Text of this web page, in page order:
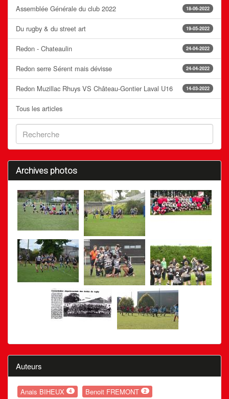
18-06-2022
Assemblée Générale du club 2022
19-05-2022
Du rugby & du street art
24-04-2022
Redon - Chateaulin
24-04-2022
Redon serre Sérent mais dévisse
14-03-2022
Redon Muzillac Rhuys VS Château-Gontier Laval U16
Tous les articles
Archives photos
Auteurs
Anais BIHEUX 4 Benoit FREMONT 2